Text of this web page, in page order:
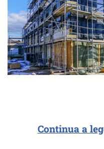
Continua a